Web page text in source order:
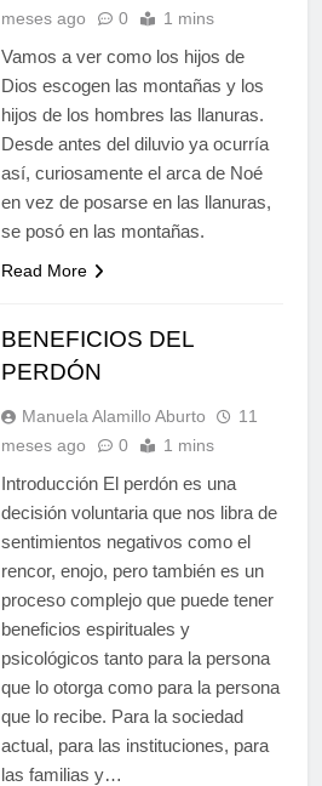
meses ago
0 1 mins
Vamos a ver como los hijos de
Dios escogen las montañas y los
hijos de los hombres las llanuras.
Desde antes del diluvio ya ocurría
así, curiosamente el arca de Noé
en vez de posarse en las llanuras,
se posó en las montañas.
Read More
BENEFICIOS DEL
PERDÓN
Manuela Alamillo Aburto
11
meses ago
0 1 mins
Introducción El perdón es una
decisión voluntaria que nos libra de
sentimientos negativos como el
rencor, enojo, pero también es un
proceso complejo que puede tener
beneficios espirituales y
psicológicos tanto para la persona
que lo otorga como para la persona
que lo recibe. Para la sociedad
actual, para las instituciones, para
las familias y…